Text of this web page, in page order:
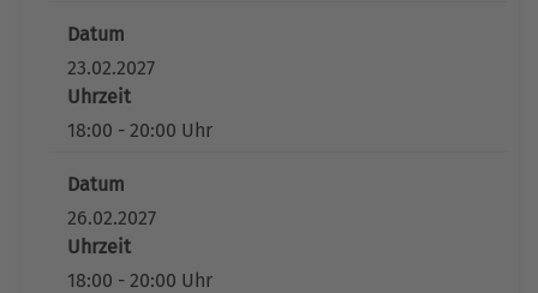
Datum
23.02.2027
Uhrzeit
18:00 - 20:00 Uhr
Datum
26.02.2027
Uhrzeit
18:00 - 20:00 Uhr